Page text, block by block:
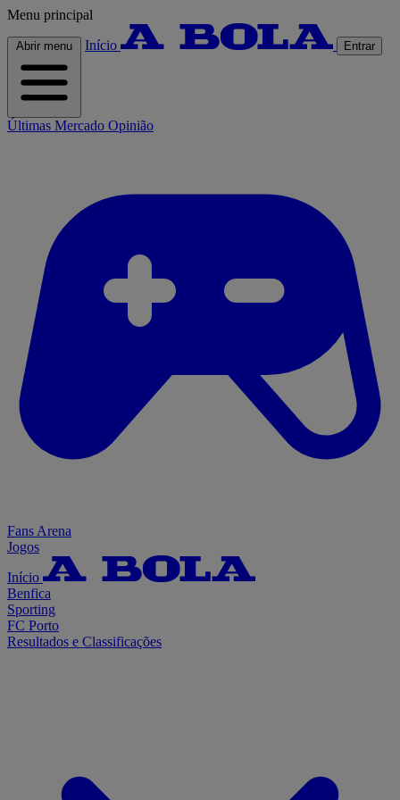
Menu principal
Abrir menu Início Entrar
Últimas Mercado Opinião
Fans Arena
Jogos
Início
Benfica
Sporting
FC Porto
Resultados e Classificações